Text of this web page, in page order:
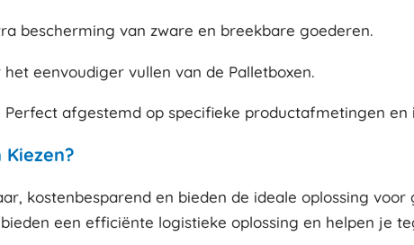
bescherming van zware en breekbare goederen.
eenvoudiger vullen van de Palletboxen.
afgestemd op specifieke productafmetingen en
kostenbesparend en bieden de ideale oplossing
een efficiënte logistieke oplossing en helpen je